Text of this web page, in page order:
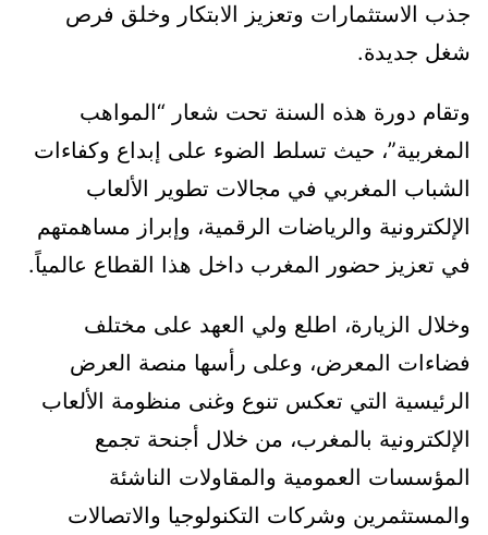
جذب الاستثمارات وتعزيز الابتكار وخلق فرص
شغل جديدة.
وتقام دورة هذه السنة تحت شعار “المواهب
المغربية”، حيث تسلط الضوء على إبداع وكفاءات
الشباب المغربي في مجالات تطوير الألعاب
الإلكترونية والرياضات الرقمية، وإبراز مساهمتهم
في تعزيز حضور المغرب داخل هذا القطاع عالمياً.
وخلال الزيارة، اطلع ولي العهد على مختلف
فضاءات المعرض، وعلى رأسها منصة العرض
الرئيسية التي تعكس تنوع وغنى منظومة الألعاب
الإلكترونية بالمغرب، من خلال أجنحة تجمع
المؤسسات العمومية والمقاولات الناشئة
والمستثمرين وشركات التكنولوجيا والاتصالات